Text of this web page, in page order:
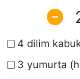
4 dilim
3 yumurta